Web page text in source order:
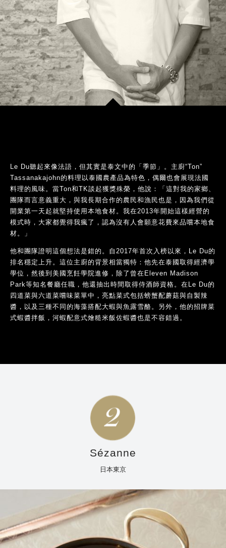
Le Du聽起來像法語，但其實是泰文中的「季節」。主廚“Ton”
Tassanakajohn的料理以泰國農產品為特色，偶爾也會展現法國
料理的風味。當Ton和TK談起獲獎殊榮，他說：「這對我的家鄉、
團隊而言意義重大，與我長期合作的農民和漁民也是，因為我們從
開業第一天起就堅持使用本地食材。我在2013年開始這樣經營的
模式時，大家都覺得我瘋了，認為沒有人會願意花費來品嚐本地食
材。」
他和團隊證明這個想法是錯的。自2017年首次入榜以來，Le Du的
排名穩定上升。這位主廚的背景相當獨特：他先在泰國取得經濟學
學位，然後到美國烹飪學院進修，除了曾在Eleven Madison
Park等知名餐廳任職，他還抽出時間取得侍酒師資格。在Le Du的
四道菜與六道菜嚐味菜單中，亮點菜式包括螃蟹配蘑菇與自製辣
醬，以及三種不同的海藻搭配大蝦與魚露雪酪。另外，他的招牌菜
式蝦醬拌飯，河蝦配意式燴糙米飯佐蝦醬也是不容錯過。
Sézanne
日本東京